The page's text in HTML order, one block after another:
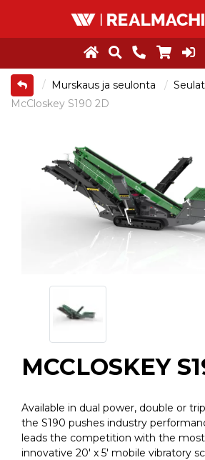
Murskaus ja seulonta Seulat
McCloskey S190 2D
MCCLOSKEY
Available in dual power, double or
the S190 pushes industry
leads the competition with the
innovative 20′ x 5′ mobile vibratory